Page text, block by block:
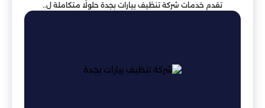
تقدم خدمات شركة تنظيف بيارات بجدة حلولًا متكاملة ل..